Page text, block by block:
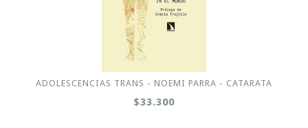
ADOLESCENCIAS TRANS - NOEMI PARRA - CATARATA
$33.300